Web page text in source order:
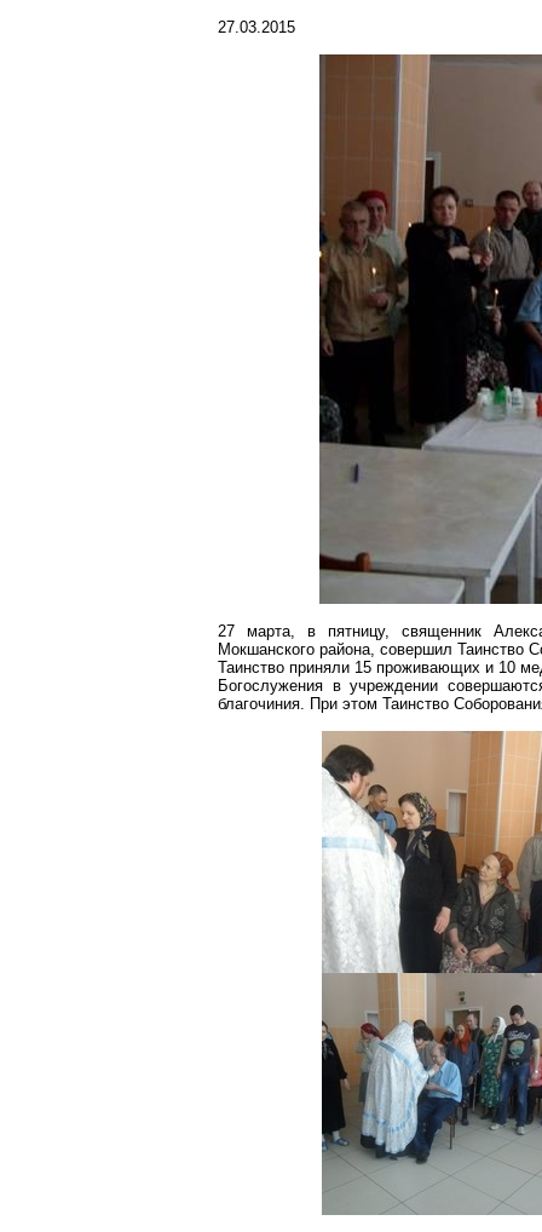
27.03.2015
27 марта, в пятницу, священник
Мокшанского района, совершил Таинство
Таинство приняли 15 проживающих и 10
Богослужения в учреждении
благочиния. При этом Таинство